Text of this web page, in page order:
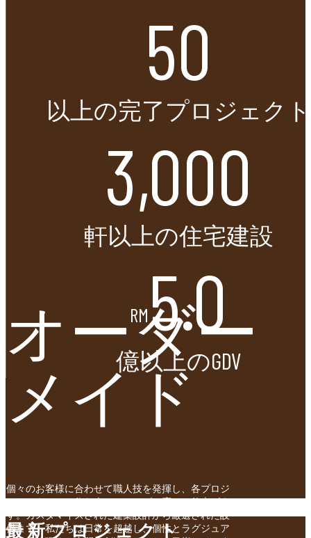
オーダー
メイド
個々のお客様に合わせて職人技を発揮し、各プロジ
ェクトをそこに住む人々のニーズに応じて仕上げま
す。カスタマイズされた建築設計から厳選された設
備まで、私たちは日常を超越し、個性とラグジュア
50
以上の完了プロジェクト
3,000
軒以上の住宅建設
RM5.0
億以上のGDV
最新プロジェクト